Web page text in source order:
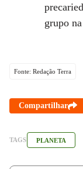
grupo
Fonte: Redação Terra
Compartilhar
TAGS PLANETA